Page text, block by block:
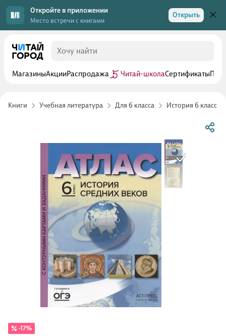
Откройте в приложении
Место встречи с книгами
Открыть
МагазиныАкцииРаспродажа Читай-школаСертификаты
Книги Учебная литература Для 6 класса История 6 класс
-17%